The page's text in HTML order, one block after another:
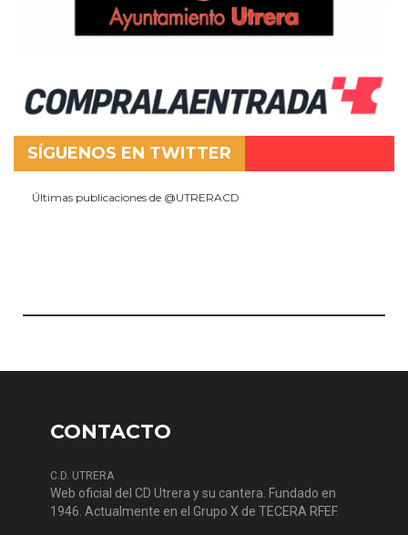
SÍGUENOS EN TWITTER
Últimas publicaciones de @UTRERACD
CONTACTO
C.D. UTRERA
Web oficial del CD Utrera y su cantera. Fundado en
1946. Actualmente en el Grupo X de TECERA RFEF.